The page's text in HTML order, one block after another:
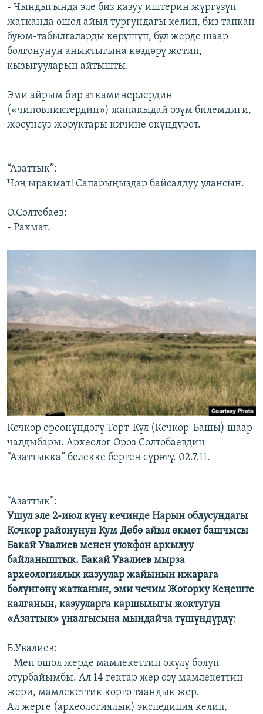
- Чындыгында эле биз казуу иштерин жүргүзүп
жатканда ошол айыл тургундагы келип, биз тапкан
буюм-табылгаларды көрүшүп, бул жерде шаар
болгонунун аныктыгына көздөрү жетип,
кызыгууларын айтышты.
Эми айрым бир аткаминерлердин
(«чиновниктердин») жанакыдай өзүм билемдиги,
жосунсуз жоруктары кичине өкүндүрөт.
“Азаттык”:
Чоң ыракмат! Сапарыңыздар байсалдуу улансын.
О.Солтобаев:
- Рахмат.
Кочкор өрөөнүндөгү Төрт-Күл (Кочкор-Башы) шаар
чалдыбары. Археолог Ороз Солтобаевдин
“Азаттыкка” белекке берген сүрөтү. 02.7.11.
“Азаттык”:
Ушул эле 2-июл күнү кечинде Нарын облусундагы
Кочкор районунун Кум Дөбө айыл өкмөт башчысы
Бакай Увалиев менен уюкфон аркылуу
байланыштык. Бакай Увалиев мырза
археологиялык казуулар жайынын ижарага
бөлүнгөнү жатканын, эми чечим Жогорку Кеңеште
калганын, казууларга каршылыгы жоктугун
«Азаттык» үналгысына мындайча түшүндүрдү:
Б.Увалиев:
- Мен ошол жерде мамлекеттин өкүлү болуп
отурбайымбы. Ал 14 гектар жер өзү мамлекеттин
жери, мамлекеттик корго таандык жер.
Ал жерге (археологиялык) экспедиция келип,